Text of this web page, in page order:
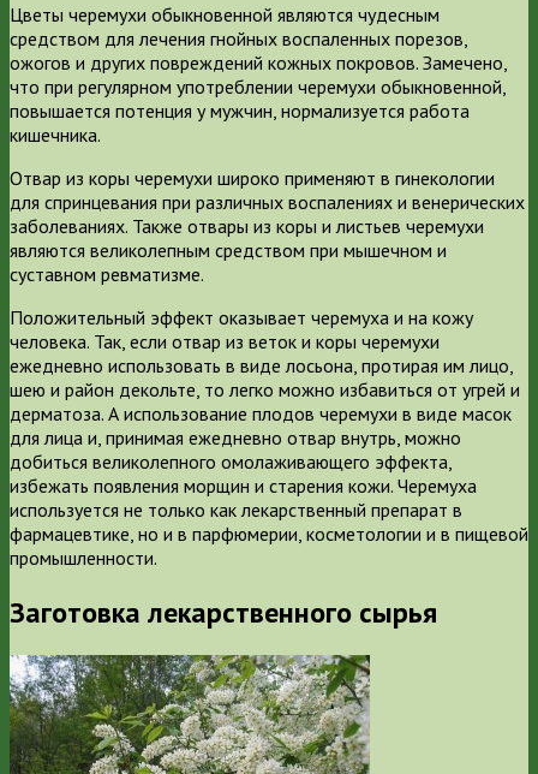
Цветы черемухи обыкновенной являются чудесным
средством для лечения гнойных воспаленных порезов,
ожогов и других повреждений кожных покровов. Замечено,
что при регулярном употреблении черемухи обыкновенной,
повышается потенция у мужчин, нормализуется работа
кишечника.
Отвар из коры черемухи широко применяют в гинекологии
для спринцевания при различных воспалениях и венерических
заболеваниях. Также отвары из коры и листьев черемухи
являются великолепным средством при мышечном и
суставном ревматизме.
Положительный эффект оказывает черемуха и на кожу
человека. Так, если отвар из веток и коры черемухи
ежедневно использовать в виде лосьона, протирая им лицо,
шею и район декольте, то легко можно избавиться от угрей и
дерматоза. А использование плодов черемухи в виде масок
для лица и, принимая ежедневно отвар внутрь, можно
добиться великолепного омолаживающего эффекта,
избежать появления морщин и старения кожи. Черемуха
используется не только как лекарственный препарат в
фармацевтике, но и в парфюмерии, косметологии и в пищевой
промышленности.
Заготовка лекарственного сырья